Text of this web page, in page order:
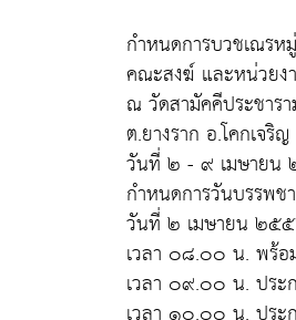
กำหนดการบวชเณรห
คณะสงฆ์ และหน่วยง
ณ วัดสามัคคีประชาร
ต.ยางราก อ.โคกเจริ
วันที่ ๒ - ๙ เมษายน
กำหนดการวันบรรพช
วันที่ ๒ เมษายน ๒๕
เวลา ๐๘.๐๐ น. พร้อ
เวลา ๐๙.๐๐ น. ประ